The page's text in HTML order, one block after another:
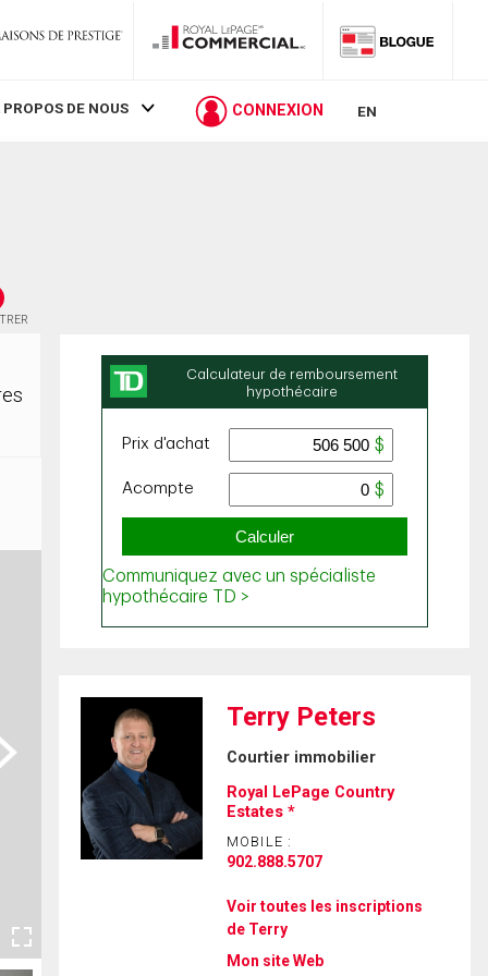
PROPOS DE NOUS CONNEXION EN
Terry Peters
Courtier immobilier
Royal LePage Country
Estates *
MOBILE :
902.888.5707
Voir toutes les inscriptions
de Terry
Mon site Web